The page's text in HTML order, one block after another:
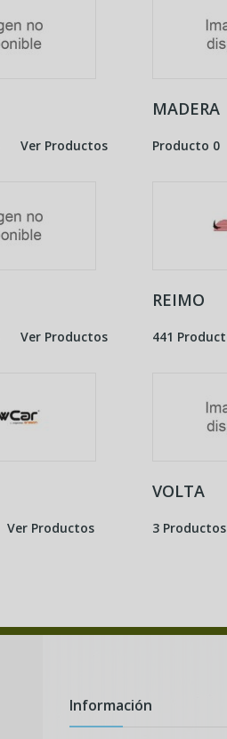
Ver Productos
MADERA
Producto 0
Ver Productos
REIMO
441
Ver Productos
VOLTA
3 Productos
Información